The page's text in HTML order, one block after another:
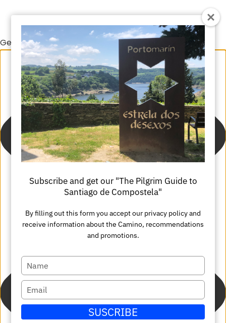
Gestionar el consentimiento de las cookies
Subscribe and get our "The Pilgrim Guide to
Santiago de Compostela"
By filling out this form you accept our privacy policy and
receive information about the Camino, recommendations
and promotions.
Escriba
su
nombre
Escriba
su
correo
SUSCRIBE